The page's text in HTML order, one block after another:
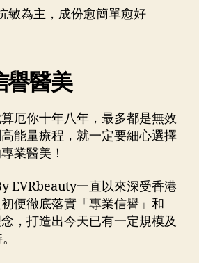
敏為主，成份愈簡單愈好
譽醫美
厄你十年八年，最多都是無效
能量療程，就一定要細心選擇
業醫美！
EVRbeauty一直以來深受香港
便徹底落實「專業信譽」和
念，打造出今天已有一定規模及